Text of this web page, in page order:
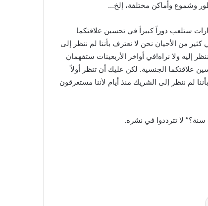
وشموع وأماكن مختلفة، إلخ…
ستلعب دوراً كبيراً في تحسين علاقتكما
من الأحيان نحن لا نعترف بأننا لم ننظر إلى
إليه ولا نراه!في أواخر الأربعينات ستفهمان
علاقتكما الجنسية. لكن عليك أن تنظر أولاً
لم ننظر إلى الشريك منذ أيام لأننا مستغرقون